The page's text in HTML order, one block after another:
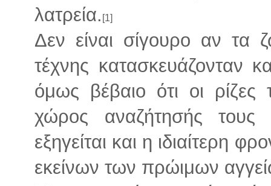
λατρεία. [1]
Δεν είναι σίγουρο αν τα
τέχνης κατασκευάζονταν
όμως βέβαιο ότι οι ρίζες
χώρος αναζήτησής τους
εξηγείται και η ιδιαίτερη
εκείνων των πρώιμων